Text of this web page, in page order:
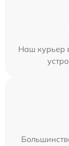
Наш курьер